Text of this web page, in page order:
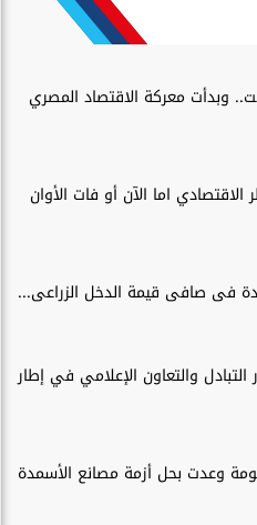
وبدأت معركة الاقتصاد المصري
الاقتصادي اما الآن أو فات الأوان
التبادل والتعاون الإعلامي في إطار
وعدت بحل أزمة مصانع الأسمدة